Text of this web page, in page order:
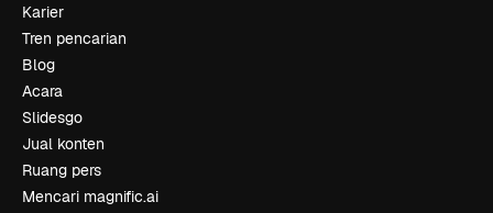
Karier
Tren pencarian
Blog
Acara
Slidesgo
Jual konten
Ruang pers
Mencari magnific.ai